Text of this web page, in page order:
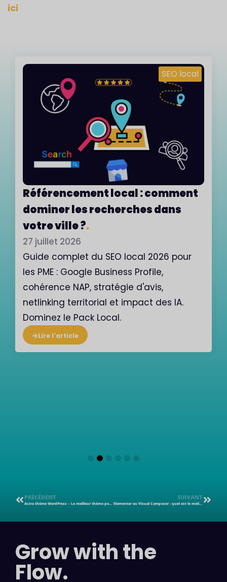
ici
Emailing
Séquence d’emails de
: comment convertir dès le
premier contact
20 juillet 2026
Découvrez comment créer une
séquence d'emails de bienvenue
efficace qui convertit dès le premier
contact. Structure, timing, exemples et
erreurs à éviter.
Lire l'article
PRÉCÉDENT
Astra thème WordPress – Le meilleur thème pour les débutants, avec 70+ modèles clé en main
SUIVANT
Elementor ou Visual Composer : quel est le meilleur page builder pour construire son site web ?
Grow with the
Flow.